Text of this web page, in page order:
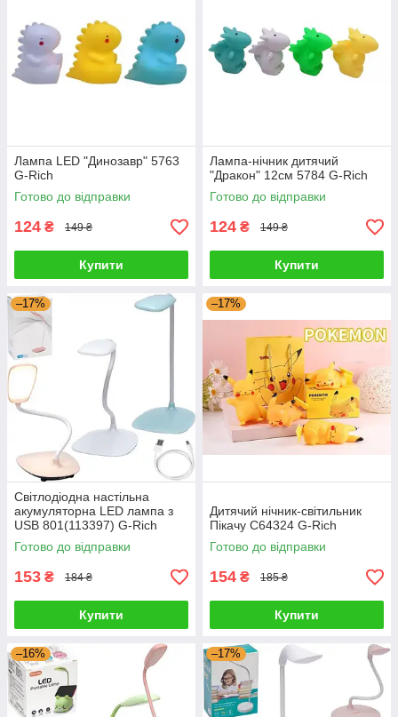
Лампа LED "Динозавр" 5763
G-Rich
Готово до відправки
124 ₴ 149 ₴
Купити
Лампа-нічник дитячий
"Дракон" 12см 5784 G-Rich
Готово до відправки
124 ₴ 149 ₴
Купити
–17%
Світлодіодна настільна
акумуляторна LED лампа з
USB 801(113397) G-Rich
Готово до відправки
153 ₴ 184 ₴
Купити
–17%
Дитячий нічник-світильник
Пікачу C64324 G-Rich
Готово до відправки
154 ₴ 185 ₴
Купити
–16% –17%